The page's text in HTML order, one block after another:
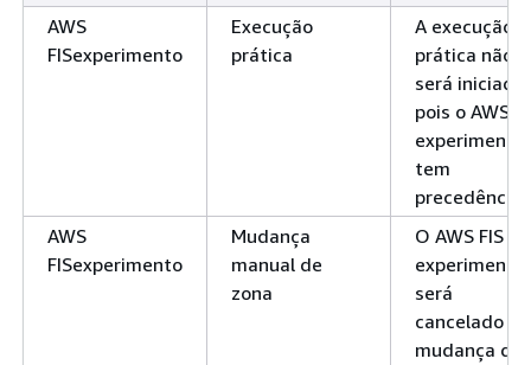
AWS
FISexperimento
Execução
prática
A execução
prática não
será iniciada,
pois o AWS
experimento
tem
precedência.
AWS
FISexperimento
Mudança
manual de
zona
O AWS FIS
experimento
será
cancelado e
mudança de